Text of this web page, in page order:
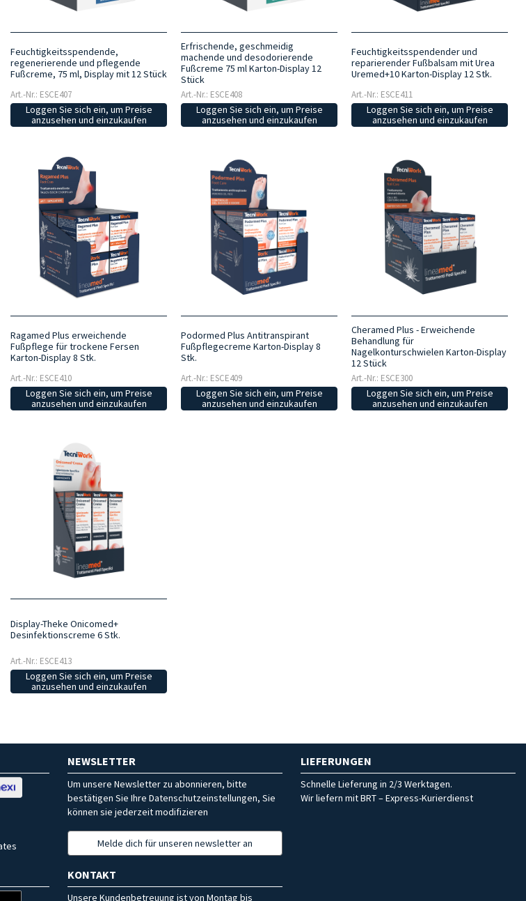
Feuchtigkeitsspendende,
regenerierende und pflegende
Fußcreme, 75 ml, Display mit 12 Stück
Art.-Nr.: ESCE407
Loggen Sie sich ein, um Preise
anzusehen und einzukaufen
Erfrischende, geschmeidig
machende und desodorierende
Fußcreme 75 ml Karton-Display 12
Stück
Art.-Nr.: ESCE408
Loggen Sie sich ein, um Preise
anzusehen und einzukaufen
Feuchtigkeitsspendender und
reparierender Fußbalsam mit Urea
Uremed+10 Karton-Display 12 Stk.
Art.-Nr.: ESCE411
Loggen Sie sich ein, um Preise
anzusehen und einzukaufen
Ragamed Plus erweichende
Fußpflege für trockene Fersen
Karton-Display 8 Stk.
Art.-Nr.: ESCE410
Loggen Sie sich ein, um Preise
anzusehen und einzukaufen
Podormed Plus Antitranspirant
Fußpflegecreme Karton-Display 8
Stk.
Art.-Nr.: ESCE409
Loggen Sie sich ein, um Preise
anzusehen und einzukaufen
Cheramed Plus - Erweichende
Behandlung für
Nagelkonturschwielen Karton-Display
12 Stück
Art.-Nr.: ESCE300
Loggen Sie sich ein, um Preise
anzusehen und einzukaufen
Display-Theke Onicomed+
Desinfektionscreme 6 Stk.
Art.-Nr.: ESCE413
Loggen Sie sich ein, um Preise
anzusehen und einzukaufen
NEWSLETTER
Um unsere Newsletter zu abonnieren, bitte
bestätigen Sie Ihre Datenschutzeinstellungen, Sie
können sie jederzeit modifizieren
Melde dich für unseren newsletter an
LIEFERUNGEN
Schnelle Lieferung in 2/3 Werktagen.
Wir liefern mit BRT – Express-Kurierdienst
KONTAKT
Unsere Kundenbetreuung ist von Montag bis